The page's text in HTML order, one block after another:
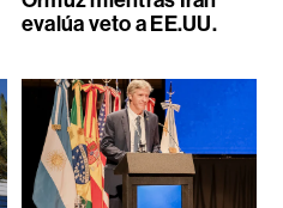
evalúa veto a EE.UU.